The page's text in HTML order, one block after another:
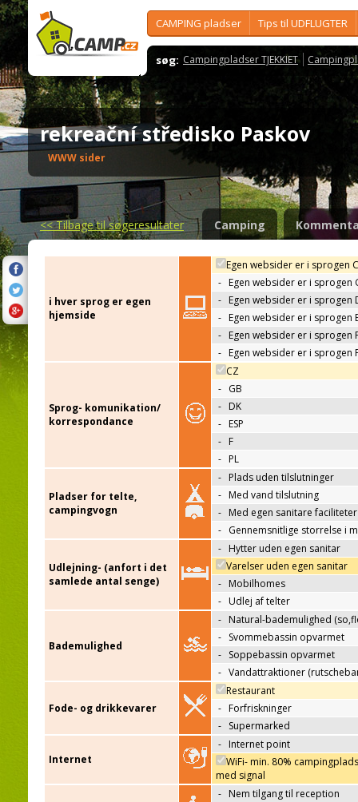
CAMPING pladser Tips til UDFLUGTER
søg: Campingpladser TJEKKIET
rekreační středisko Paskov
WWW sider
<<Tilbage til søgeresultater Camping
i hver sprog er egen
hjemside
Egen websider er i sprogen
- Egen websider er i sprogen
- Egen websider er i sprogen
- Egen websider er i sprogen
- Egen websider er i sprogen
- Egen websider er i sprogen
Sprog- komunikation/
korrespondance
CZ
- GB
- DK
- ESP
- F
- PL
Pladser for telte,
campingvogn
- Plads uden tilslutninger
- Med vand tilslutning
- Med egen sanitare faciliteter
- Gennemsnitlige storrelse i
Udlejning- (anfort i det
samlede antal senge)
- Hytter uden egen sanitar
Varelser uden egen sanitar
- Mobilhomes
- Udlej af telter
Bademulighed
- Natural-bademulighed
- Svommebassin opvarmet
- Soppebassin opvarmet
- Vandattraktioner
Fode- og drikkevarer
Restaurant
- Forfriskninger
- Supermarked
Internet
- Internet point
WiFi- min. 80%
med signal
- Nem tilgang til reception